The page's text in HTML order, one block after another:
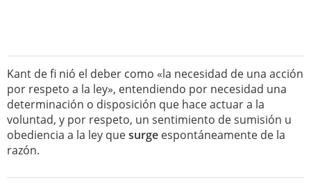
Kant de fi nió el deber como «la necesidad de una acción
por respeto a la ley», entendiendo por necesidad una
determinación o disposición que hace actuar a la
voluntad, y por respeto, un sentimiento de sumisión u
obediencia a la ley quesurge espontáneamente de la
razón.